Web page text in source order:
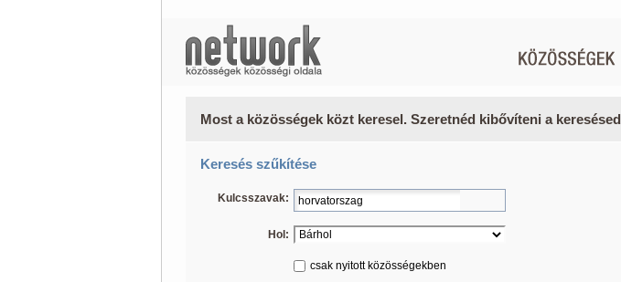
Most a közösségek közt keresel. Szeretnéd kibővíteni a keresésed
Keresés szűkítése
Kulcsszavak:
Hol:
csak nyitott közösségekben